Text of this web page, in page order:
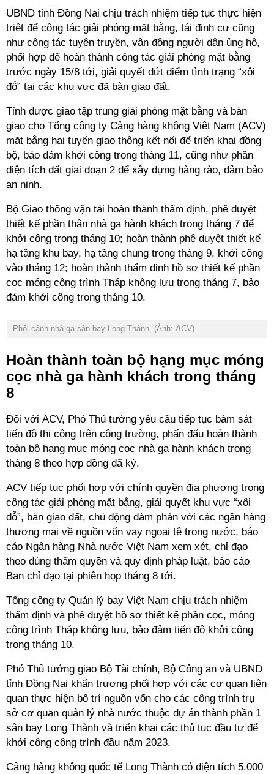
UBND tỉnh Đồng Nai chịu trách nhiệm tiếp tục thực hiện
triệt để công tác giải phóng mặt bằng, tái định cư cũng
như công tác tuyên truyền, vận động người dân ủng hộ,
phối hợp để hoàn thành công tác giải phóng mặt bằng
trước ngày 15/8 tới, giải quyết dứt diểm tình trạng “xôi
đỗ” tại các khu vực đã bàn giao đất.
Tỉnh được giao tập trung giải phóng mặt bằng và bàn
giao cho Tổng công ty Cảng hàng không Việt Nam (ACV)
mặt bằng hai tuyến giao thông kết nối để triển khai đồng
bộ, bảo đảm khởi công trong tháng 11, cũng như phần
diện tích đất giai đoạn 2 để xây dựng hàng rào, đảm bảo
an ninh.
Bộ Giao thông vận tải hoàn thành thẩm định, phê duyệt
thiết kế phần thân nhà ga hành khách trong tháng 7 để
khởi công trong tháng 10; hoàn thành phê duyệt thiết kế
hạ tầng khu bay, hạ tầng chung trong tháng 9, khởi công
vào tháng 12; hoàn thành thẩm định hồ sơ thiết kế phần
cọc móng công trình Tháp không lưu trong tháng 7, bảo
đảm khởi công trong tháng 10.
Phối cảnh nhà ga sân bay Long Thành. (Ảnh:ACV).
Hoàn thành toàn bộ hạng mục móng
cọc nhà ga hành khách trong tháng
8
Đối với ACV, Phó Thủ tướng yêu cầu tiếp tục bám sát
tiến độ thi công trên công trường, phấn đấu hoàn thành
toàn bộ hạng mục móng cọc nhà ga hành khách trong
tháng 8 theo hợp đồng đã ký.
ACV tiếp tục phối hợp với chính quyền địa phương trong
công tác giải phóng mặt bằng, giải quyết khu vực “xôi
đỗ”, bàn giao đất, chủ động đàm phán với các ngân hàng
thương mại về nguồn vốn vay ngoại tệ trong nước, báo
cáo Ngân hàng Nhà nước Việt Nam xem xét, chỉ đạo
theo đúng thẩm quyền và quy định pháp luật, báo cáo
Ban chỉ đạo tại phiên họp tháng 8 tới.
Tổng công ty Quản lý bay Việt Nam chịu trách nhiệm
thẩm định và phê duyệt hồ sơ thiết kế phần cọc, móng
công trình Tháp không lưu, bảo đảm tiến độ khởi công
trong tháng 10.
Phó Thủ tướng giao Bộ Tài chính, Bộ Công an và UBND
tỉnh Đồng Nai khẩn trương phối hợp với các cơ quan liên
quan thực hiện bố trí nguồn vốn cho các công trình trụ
sở cơ quan quản lý nhà nước thuộc dự án thành phần 1
sân bay Long Thành và triển khai các thủ tục đầu tư để
khởi công công trình đầu năm 2023.
Cảng hàng không quốc tế Long Thành có diện tích 5.000